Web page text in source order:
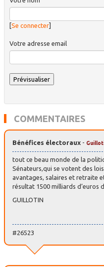
Se connecter]
Votre adresse email
COMMENTAIRES
Bénéfices électoraux -
tout ce beau monde de la
Sénateurs,qui se votent des
avantages, salaires et retraite
résultat 1500 milliards d’euros
GUILLOTIN
#26523